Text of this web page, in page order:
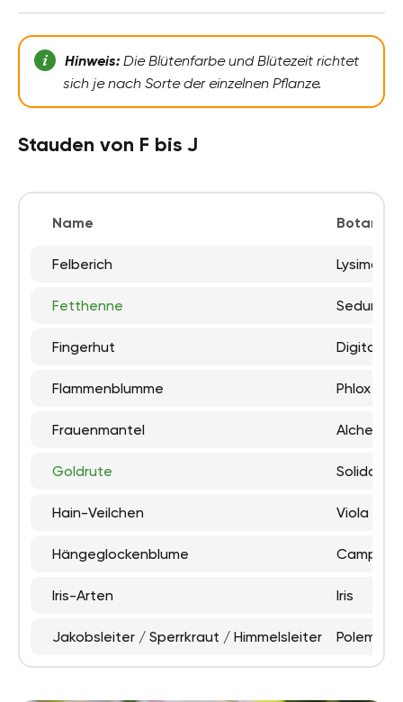
Hinweis:Die Blütenfarbe und Blütezeit richtet
sich je nach Sorte der einzelnen Pflanze.
Stauden von F bis J
Name
Felberich
Fetthenne Sedum
Fingerhut Digitalis
Flammenblumme Phlox
Frauenmantel Alchemilla
Goldrute Solidago
Hain-Veilchen Viola
Hängeglockenblume
Iris-Arten Iris
Jakobsleiter / Sperrkraut / Himmelsleiter